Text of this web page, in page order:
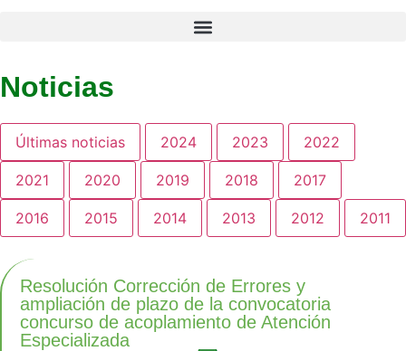
Noticias
Últimas noticias 2024 2023 2022
2021 2020 2019 2018 2017
2016 2015 2014 2013 2012 2011
Resolución Corrección de Errores y
ampliación de plazo de la convocatoria
concurso de acoplamiento de Atención
Especializada